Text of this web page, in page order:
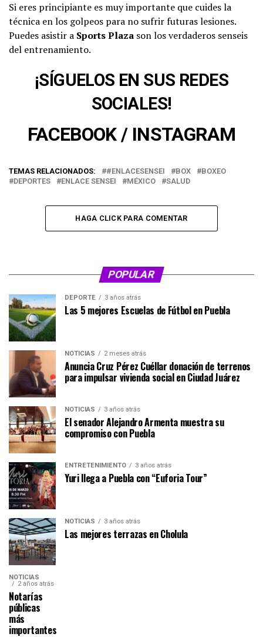
Si eres principiante es muy importante que cuides la
técnica en los golpeos para no sufrir futuras lesiones.
Puedes asistir a Sports Plaza son los verdaderos senseis
del entrenamiento.
¡SÍGUELOS EN SUS REDES
SOCIALES!
FACEBOOK/ INSTAGRAM
TEMAS RELACIONADOS: #ENLACESENSEI BOX
BOXEO
DEPORTES
ENLACE SENSEI MÉXICO SALUD
HAGA CLICK PARA COMENTAR
POPULAR
DEPORTE 3 años atrás
Las 5 mejores Escuelas de Fútbol en Puebla
NOTICIAS 2 meses atrás
Anuncia Cruz Pérez Cuéllar donación de terrenos
para impulsar vivienda social en Ciudad Juárez
NOTICIAS 3 años atrás
El senador Alejandro Armenta muestra su
compromiso con Puebla
ENTRETENIMIENTO 3 años atrás
Yuri llega a Puebla con “Euforia Tour”
NOTICIAS 3 años atrás
Las mejores terrazas en Cholula
NOTICIAS
2 años atrás
Notarías
públicas
más
importantes